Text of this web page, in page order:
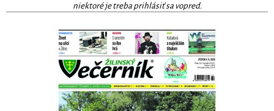
niektoré je treba prihlásiť sa vopred.